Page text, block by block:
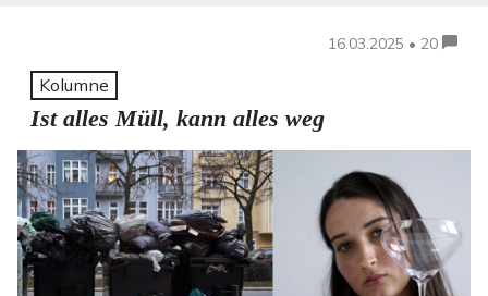
16.03.2025 • 20
Kolumne
Ist alles Müll, kann alles weg